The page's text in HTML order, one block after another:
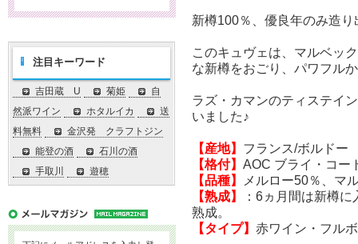
新樽100％、優良年のみ造
このキュヴェは、マルベッ
な新樽をおごり、パワフル
ラズ・カマンのティステイ
いました♪
【産地】 フランス/ボルドー
【格付】 AOC ブライ・コー
【品種】
メルロー50％、マ
【熟成】
：6ヵ月間は新樽
熟成。
【タイプ】 赤ワイン・フル
注目キーワード
吉田蔵 U 菊姫
自
然派ワイン
ホタルイカ
送
料無料
金沢発 クラフトジン
能登の酒
石川の酒
手取川
遊穂